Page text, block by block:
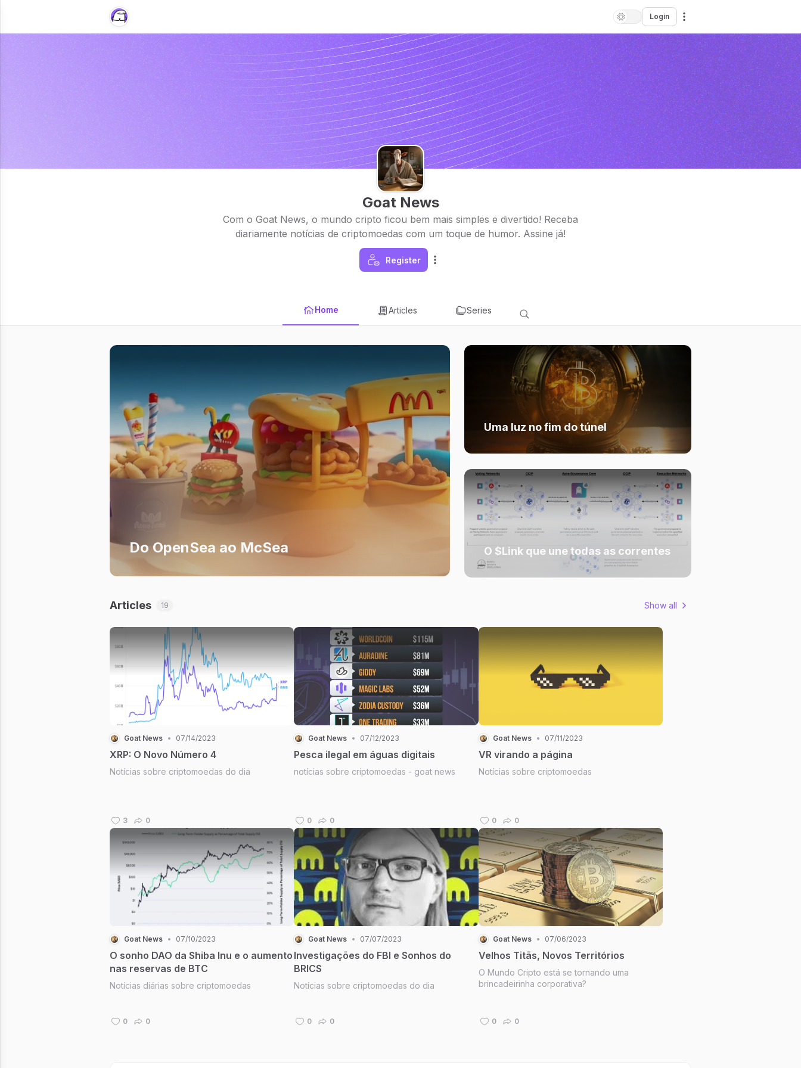
Login
Goat News
Com o Goat News, o mundo cripto ficou bem mais simples e divertido! Receba
diariamente notícias de criptomoedas com um toque de humor. Assine já!
Register
Home Articles Series
Do OpenSea ao McSea
Uma luz no fim do túnel
O $Link que une todas as correntes
Articles 19 Show all
Goat News • 07/14/2023
XRP: O Novo Número 4
Notícias sobre criptomoedas do dia
3 0
Goat News • 07/12/2023
Pesca ilegal em águas digitais
notícias sobre criptomoedas - goat news
0 0
Goat News • 07/11/2023
VR virando a página
Notícias sobre criptomoedas
0 0
Goat News • 07/10/2023
O sonho DAO da Shiba Inu e o aumento
nas reservas de BTC
Notícias diárias sobre criptomoedas
0 0
Goat News • 07/07/2023
Investigações do FBI e Sonhos do
BRICS
Notícias sobre criptomoedas do dia
0 0
Goat News • 07/06/2023
Velhos Titãs, Novos Territórios
O Mundo Cripto está se tornando uma
brincadeirinha corporativa?
0 0